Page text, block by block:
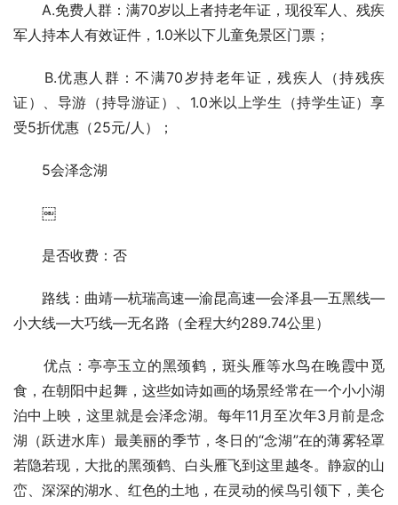
A.免费人群：满70岁以上者持老年证，现役军人、残疾
军人持本人有效证件，1.0米以下儿童免景区门票；
B.优惠人群：不满70岁持老年证，残疾人（持残疾
证）、导游（持导游证）、1.0米以上学生（持学生证）享
受5折优惠（25元/人）；
5会泽念湖
￼
是否收费：否
路线：曲靖—杭瑞高速—渝昆高速—会泽县—五黑线—
小大线—大巧线—无名路（全程大约289.74公里）
优点：亭亭玉立的黑颈鹤，斑头雁等水鸟在晚霞中觅
食，在朝阳中起舞，这些如诗如画的场景经常在一个小小湖
泊中上映，这里就是会泽念湖。每年11月至次年3月前是念
湖（跃进水库）最美丽的季节，冬日的“念湖”在的薄雾轻罩
若隐若现，大批的黑颈鹤、白头雁飞到这里越冬。静寂的山
峦、深深的湖水、红色的土地，在灵动的候鸟引领下，美仑